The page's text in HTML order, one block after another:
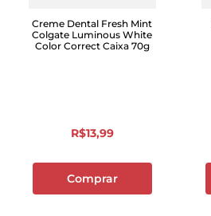
Creme Dental Fresh Mint
Colgate Luminous White
Color Correct Caixa 70g
R$13,99
Comprar